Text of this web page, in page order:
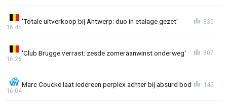
'Totale uitverkoop bij Antwerp: duo in etalage gezet'
16:45
330
'Club Brugge verrast: zesde zomeraanwinst onderweg'
16:26
807
Marc Coucke laat iedereen perplex achter bij absurd bod
16:04
145